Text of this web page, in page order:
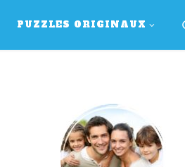
PUZZLES ORIGINAUX